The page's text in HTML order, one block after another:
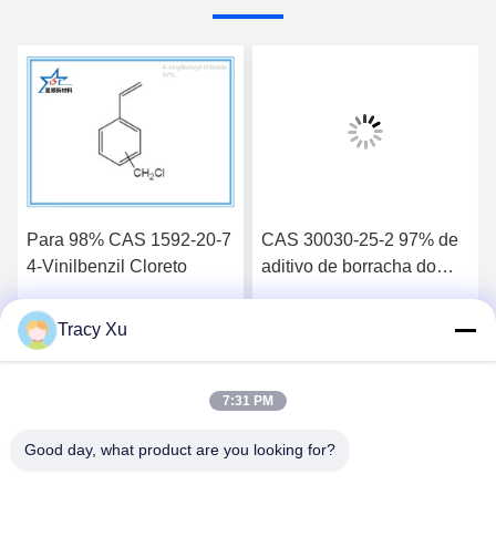
Para 98% CAS 1592-20-7
4-Vinilbenzil Cloreto
Falem Agora.
CAS 30030-25-2 97% de
aditivo de borracha do
Tracy Xu
7:31 PM
Good day, what product are you looking for?